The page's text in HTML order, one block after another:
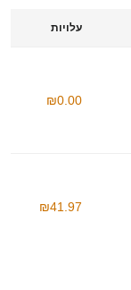
עלויות
₪0.00
₪41.97